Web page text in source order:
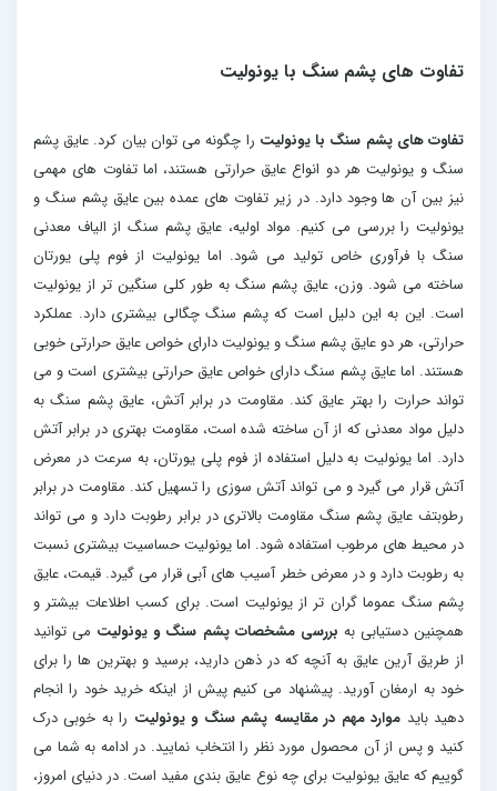
تفاوت های پشم سنگ با یونولیت
تفاوت های پشم سنگ با یونولیت را چگونه می توان بیان کرد. عایق پشم
سنگ و یونولیت هر دو انواع عایق حرارتی هستند، اما تفاوت های مهمی
نیز بین آن ها وجود دارد. در زیر تفاوت های عمده بین عایق پشم سنگ و
یونولیت را بررسی می کنیم. مواد اولیه، عایق پشم سنگ از الیاف معدنی
سنگ با فرآوری خاص تولید می شود. اما یونولیت از فوم پلی یورتان
ساخته می شود. وزن، عایق پشم سنگ به طور کلی سنگین تر از یونولیت
است. این به این دلیل است که پشم سنگ چگالی بیشتری دارد. عملکرد
حرارتی، هر دو عایق پشم سنگ و یونولیت دارای خواص عایق حرارتی خوبی
هستند. اما عایق پشم سنگ دارای خواص عایق حرارتی بیشتری است و می
تواند حرارت را بهتر عایق کند. مقاومت در برابر آتش، عایق پشم سنگ به
دلیل مواد معدنی که از آن ساخته شده است، مقاومت بهتری در برابر آتش
دارد. اما یونولیت به دلیل استفاده از فوم پلی یورتان، به سرعت در معرض
آتش قرار می گیرد و می تواند آتش سوزی را تسهیل کند. مقاومت در برابر
رطوبتف عایق پشم سنگ مقاومت بالاتری در برابر رطوبت دارد و می تواند
در محیط های مرطوب استفاده شود. اما یونولیت حساسیت بیشتری نسبت
به رطوبت دارد و در معرض خطر آسیب های آبی قرار می گیرد. قیمت، عایق
پشم سنگ عموما گران تر از یونولیت است. برای کسب اطلاعات بیشتر و
همچنین دستیابی به بررسی مشخصات پشم سنگ و یونولیت می توانید
از طریق آرین عایق به آنچه که در ذهن دارید، برسید و بهترین ها را برای
خود به ارمغان آورید. پیشنهاد می کنیم پیش از اینکه خرید خود را انجام
دهید باید موارد مهم در مقایسه پشم سنگ و یونولیت را به خوبی درک
کنید و پس از آن محصول مورد نظر را انتخاب نمایید. در ادامه به شما می
گوییم که عایق یونولیت برای چه نوع عایق بندی مفید است. در دنیای امروز،